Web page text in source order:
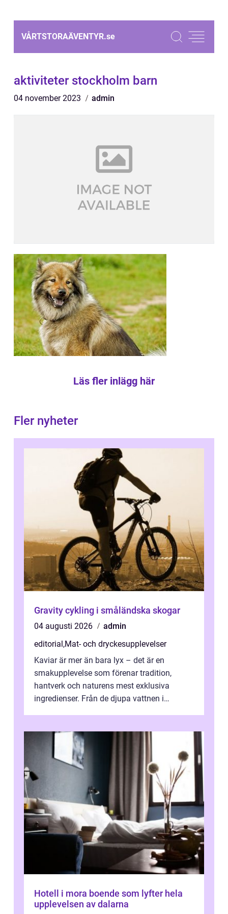
VÅRTSTORAÄVENTYR.se
aktiviteter stockholm barn
04 november 2023 admin
Läs fler inlägg här
Fler nyheter
Gravity cykling i småländska skogar
04 augusti 2026
admin
editorial,Mat- och dryckesupplevelser
Kaviar är mer än bara lyx – det är en
smakupplevelse som förenar tradition,
hantverk och naturens mest exklusiva
ingredienser. Från de djupa vattnen i
Hotell i mora boende som lyfter hela
upplevelsen av dalarna